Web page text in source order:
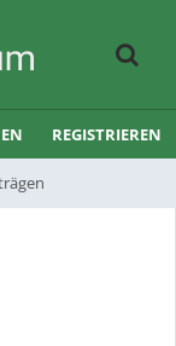
REGISTRIEREN